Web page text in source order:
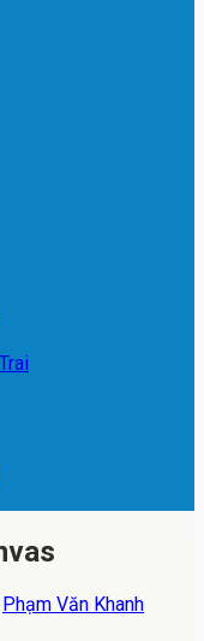
Phạm Văn Khanh